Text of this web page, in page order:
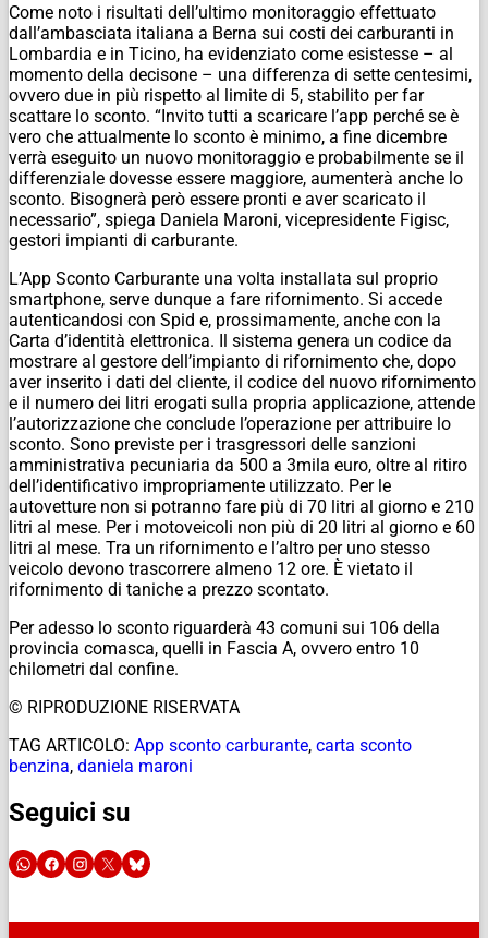
Come noto i risultati dell’ultimo monitoraggio effettuato
dall’ambasciata italiana a Berna sui costi dei carburanti in
Lombardia e in Ticino, ha evidenziato come esistesse – al
momento della decisone – una differenza di sette centesimi,
ovvero due in più rispetto al limite di 5, stabilito per far
scattare lo sconto. “Invito tutti a scaricare l’app perché se è
vero che attualmente lo sconto è minimo, a fine dicembre
verrà eseguito un nuovo monitoraggio e probabilmente se il
differenziale dovesse essere maggiore, aumenterà anche lo
sconto. Bisognerà però essere pronti e aver scaricato il
necessario”, spiega Daniela Maroni, vicepresidente Figisc,
gestori impianti di carburante.
L’App Sconto Carburante una volta installata sul proprio
smartphone, serve dunque a fare rifornimento. Si accede
autenticandosi con Spid e, prossimamente, anche con la
Carta d’identità elettronica. Il sistema genera un codice da
mostrare al gestore dell’impianto di rifornimento che, dopo
aver inserito i dati del cliente, il codice del nuovo rifornimento
e il numero dei litri erogati sulla propria applicazione, attende
l’autorizzazione che conclude l’operazione per attribuire lo
sconto. Sono previste per i trasgressori delle sanzioni
amministrativa pecuniaria da 500 a 3mila euro, oltre al ritiro
dell’identificativo impropriamente utilizzato. Per le
autovetture non si potranno fare più di 70 litri al giorno e 210
litri al mese. Per i motoveicoli non più di 20 litri al giorno e 60
litri al mese. Tra un rifornimento e l’altro per uno stesso
veicolo devono trascorrere almeno 12 ore. È vietato il
rifornimento di taniche a prezzo scontato.
Per adesso lo sconto riguarderà 43 comuni sui 106 della
provincia comasca, quelli in Fascia A, ovvero entro 10
chilometri dal confine.
© RIPRODUZIONE RISERVATA
TAG ARTICOLO: App sconto carburante, carta sconto
benzina, daniela maroni
Seguici su